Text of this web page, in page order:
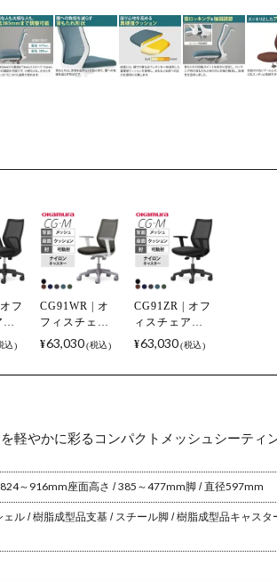
フ
ラ
カ
込
CG91WR | オ
フィスチェア
CG-M メッシ
ュタイプ ホワ
スター ハンガ
¥63,030 税込
CG91ZR | オフ
ィスチェア
CG-M メッシ
ュタイプ ブラ
スター ハンガ
¥63,030 税込
軽やかに彩るコンパクトメッシュシーティン
～916mm座面高さ / 385～477mm 脚 / 直径597mm
ェル / 樹脂成型品支基 / スチール脚 / 樹脂成型品キャスタ